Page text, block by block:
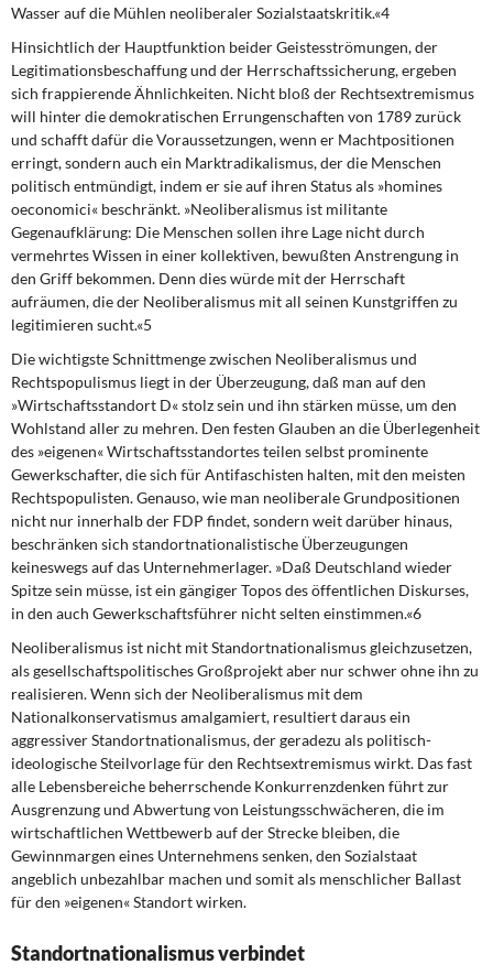
Wasser auf die Mühlen neoliberaler Sozialstaatskritik.«4
Hinsichtlich der Hauptfunktion beider Geistesströmungen, der
Legitimationsbeschaffung und der Herrschaftssicherung, ergeben
sich frappierende Ähnlichkeiten. Nicht bloß der Rechtsextremismus
will hinter die demokratischen Errungenschaften von 1789 zurück
und schafft dafür die Voraussetzungen, wenn er Machtpositionen
erringt, sondern auch ein Marktradikalismus, der die Menschen
politisch entmündigt, indem er sie auf ihren Status als »homines
oeconomici« beschränkt. »Neoliberalismus ist militante
Gegenaufklärung: Die Menschen sollen ihre Lage nicht durch
vermehrtes Wissen in einer kollektiven, bewußten Anstrengung in
den Griff bekommen. Denn dies würde mit der Herrschaft
aufräumen, die der Neoliberalismus mit all seinen Kunstgriffen zu
legitimieren sucht.«5
Die wichtigste Schnittmenge zwischen Neoliberalismus und
Rechtspopulismus liegt in der Überzeugung, daß man auf den
»Wirtschaftsstandort D« stolz sein und ihn stärken müsse, um den
Wohlstand aller zu mehren. Den festen Glauben an die Überlegenheit
des »eigenen« Wirtschaftsstandortes teilen selbst prominente
Gewerkschafter, die sich für Antifaschisten halten, mit den meisten
Rechtspopulisten. Genauso, wie man neoliberale Grundpositionen
nicht nur innerhalb der FDP findet, sondern weit darüber hinaus,
beschränken sich standortnationalistische Überzeugungen
keineswegs auf das Unternehmerlager. »Daß Deutschland wieder
Spitze sein müsse, ist ein gängiger Topos des öffentlichen Diskurses,
in den auch Gewerkschaftsführer nicht selten einstimmen.«6
Neoliberalismus ist nicht mit Standortnationalismus gleichzusetzen,
als gesellschaftspolitisches Großprojekt aber nur schwer ohne ihn zu
realisieren. Wenn sich der Neoliberalismus mit dem
Nationalkonservatismus amalgamiert, resultiert daraus ein
aggressiver Standortnationalismus, der geradezu als politisch-
ideologische Steilvorlage für den Rechtsextremismus wirkt. Das fast
alle Lebensbereiche beherrschende Konkurrenzdenken führt zur
Ausgrenzung und Abwertung von Leistungsschwächeren, die im
wirtschaftlichen Wettbewerb auf der Strecke bleiben, die
Gewinnmargen eines Unternehmens senken, den Sozialstaat
angeblich unbezahlbar machen und somit als menschlicher Ballast
für den »eigenen« Standort wirken.
Standortnationalismus verbindet